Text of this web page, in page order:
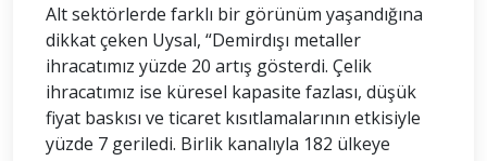
Alt sektörlerde farklı bir görünüm yaşandığına
dikkat çeken Uysal, “Demirdışı metaller
ihracatımız yüzde 20 artış gösterdi. Çelik
ihracatımız ise küresel kapasite fazlası, düşük
fiyat baskısı ve ticaret kısıtlamalarının etkisiyle
yüzde 7 geriledi. Birlik kanalıyla 182 ülkeye